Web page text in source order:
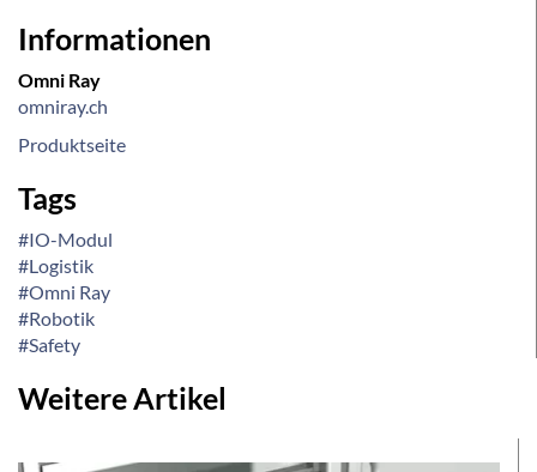
Informationen
Omni Ray
omniray.ch
Produktseite
Tags
#IO-Modul
#Logistik
#Omni Ray
#Robotik
#Safety
Weitere Artikel